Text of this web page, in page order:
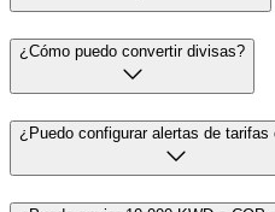
¿Cómo puedo convertir divisas?
¿Puedo configurar alertas de tarifas